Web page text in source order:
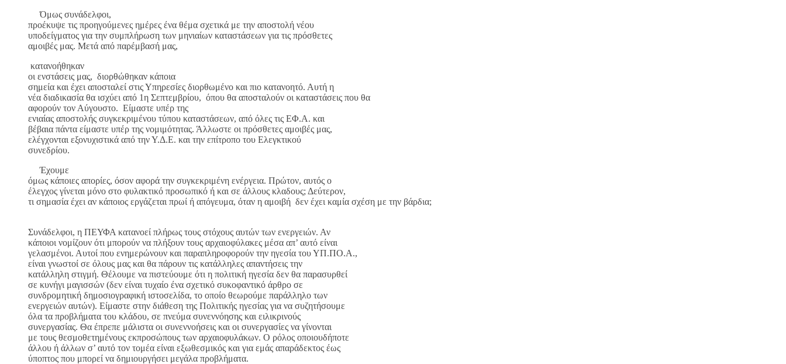
Όμως συνάδελφοι,
προέκυψε τις προηγούμενες ημέρες ένα θέμα σχετικά με την αποστολή νέου
υποδείγματος για την συμπλήρωση των μηνιαίων καταστάσεων για τις πρόσθετες
αμοιβές μας. Μετά από παρέμβασή μας,
κατανοήθηκαν
οι ενστάσεις μας, διορθώθηκαν κάποια
σημεία και έχει αποσταλεί στις Υπηρεσίες διορθωμένο και πιο κατανοητό. Αυτή η
νέα διαδικασία θα ισχύει από 1η Σεπτεμβρίου, όπου θα αποσταλούν οι καταστάσεις που θα
αφορούν τον Αύγουστο. Είμαστε υπέρ της
ενιαίας αποστολής συγκεκριμένου τύπου καταστάσεων, από όλες τις ΕΦ.Α. και
βέβαια πάντα είμαστε υπέρ της νομιμότητας. Άλλωστε οι πρόσθετες αμοιβές μας,
ελέγχονται εξονυχιστικά από την Υ.Δ.Ε. και την επίτροπο του Ελεγκτικού
συνεδρίου.
Έχουμε
όμως κάποιες απορίες, όσον αφορά την συγκεκριμένη ενέργεια. Πρώτον, αυτός ο
έλεγχος γίνεται μόνο στο φυλακτικό προσωπικό ή και σε άλλους κλαδους; Δεύτερον,
τι σημασία έχει αν κάποιος εργάζεται πρωί ή απόγευμα, όταν η αμοιβή δεν έχει καμία σχέση με την βάρδια;
Συνάδελφοι, η ΠΕΥΦΑ κατανοεί πλήρως τους στόχους αυτών των ενεργειών. Αν
κάποιοι νομίζουν ότι μπορούν να πλήξουν τους αρχαιοφύλακες μέσα απ’ αυτό είναι
γελασμένοι. Αυτοί που ενημερώνουν και παραπληροφορούν την ηγεσία του ΥΠ.ΠΟ.Α.,
είναι γνωστοί σε όλους μας και θα πάρουν τις κατάλληλες απαντήσεις την
κατάλληλη στιγμή. Θέλουμε να πιστεύουμε ότι η πολιτική ηγεσία δεν θα παρασυρθεί
σε κυνήγι μαγισσών (δεν είναι τυχαίο ένα σχετικό συκοφαντικό άρθρο σε
συνδρομητική δημοσιογραφική ιστοσελίδα, το οποίο θεωρούμε παράλληλο των
ενεργειών αυτών). Είμαστε στην διάθεση της Πολιτικής ηγεσίας για να συζητήσουμε
όλα τα προβλήματα του κλάδου, σε πνεύμα συνεννόησης και ειλικρινούς
συνεργασίας. Θα έπρεπε μάλιστα οι συνεννοήσεις και οι συνεργασίες να γίνονται
με τους θεσμοθετημένους εκπροσώπους των αρχαιοφυλάκων. Ο ρόλος οποιουδήποτε
άλλου ή άλλων σ’ αυτό τον τομέα είναι εξωθεσμικός και για εμάς απαράδεκτος έως
ύποπτος που μπορεί να δημιουργήσει μεγάλα προβλήματα.